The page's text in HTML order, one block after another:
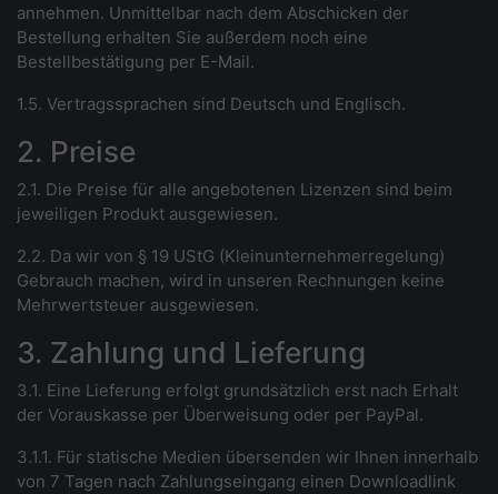
annehmen. Unmittelbar nach dem Abschicken der
Bestellung erhalten Sie außerdem noch eine
Bestellbestätigung per E-Mail.
1.5. Vertragssprachen sind Deutsch und Englisch.
2. Preise
2.1. Die Preise für alle angebotenen Lizenzen sind beim
jeweiligen Produkt ausgewiesen.
2.2. Da wir von § 19 UStG (Kleinunternehmerregelung)
Gebrauch machen, wird in unseren Rechnungen keine
Mehrwertsteuer ausgewiesen.
3. Zahlung und Lieferung
3.1. Eine Lieferung erfolgt grundsätzlich erst nach Erhalt
der Vorauskasse per Überweisung oder per PayPal.
3.1.1. Für statische Medien übersenden wir Ihnen innerhalb
von 7 Tagen nach Zahlungseingang einen Downloadlink